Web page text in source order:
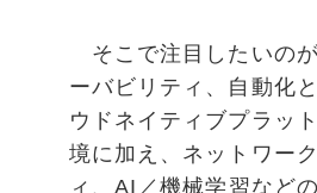
そこで注目したいの
ーバビリティ、自動化
ウドネイティブプラッ
境に加え、ネットワー
ィ、AI／機械学習など